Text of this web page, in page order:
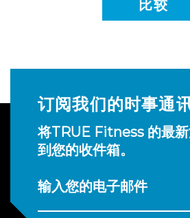
订阅我们的时事通
将TRUE Fitness 的最
到您的收件箱。
输入您的电子邮件